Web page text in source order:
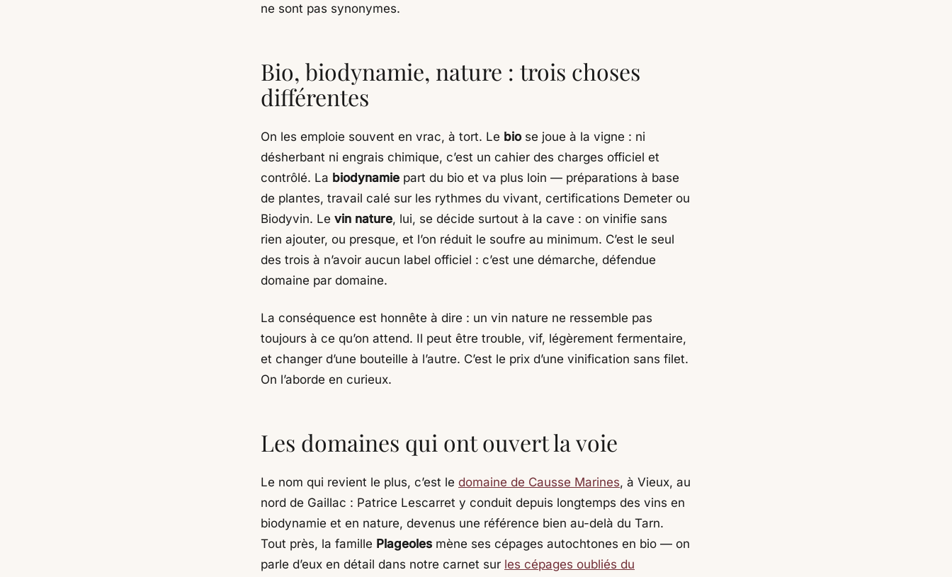
ne sont pas synonymes.
Bio, biodynamie, nature : trois choses
différentes
On les emploie souvent en vrac, à tort. Le biose joue à la vigne : ni
désherbant ni engrais chimique, c’est un cahier des charges officiel et
contrôlé. La biodynamie part du bio et va plus loin — préparations à base
de plantes, travail calé sur les rythmes du vivant, certifications Demeter ou
Biodyvin. Le vin nature, lui, se décide surtout à la cave : on vinifie sans
rien ajouter, ou presque, et l’on réduit le soufre au minimum. C’est le seul
des trois à n’avoir aucun label officiel : c’est une démarche, défendue
domaine par domaine.
La conséquence est honnête à dire : un vin nature ne ressemble pas
toujours à ce qu’on attend. Il peut être trouble, vif, légèrement fermentaire,
et changer d’une bouteille à l’autre. C’est le prix d’une vinification sans filet.
On l’aborde en curieux.
Les domaines qui ont ouvert la voie
Le nom qui revient le plus, c’est le domaine de Causse Marines, à Vieux, au
nord de Gaillac : Patrice Lescarret y conduit depuis longtemps des vins en
biodynamie et en nature, devenus une référence bien au-delà du Tarn.
Tout près, la famille Plageoles mène ses cépages autochtones en bio — on
parle d’eux en détail dans notre carnet sur les cépages oubliés du